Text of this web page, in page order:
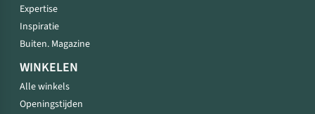
Expertise
Inspiratie
Buiten. Magazine
WINKELEN
Alle winkels
Openingstijden